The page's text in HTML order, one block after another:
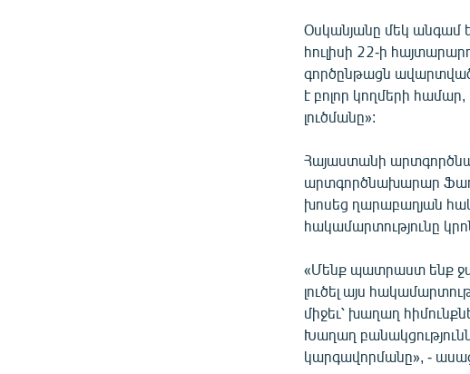
Օսկանյանը մեկ անգամ
հուլիսի 22-ի
գործընթացն ավարտված
է բոլոր կողմերի
լուծմանը»:
Հայաստանի
արտգործնախարար
խոսեց ղարաբաղյան
հակամարտությունը
«Մենք պատրաստ ենք
լուծել այս
միջեւ՝ խաղաղ
Խաղաղ
կարգավորմանը», -